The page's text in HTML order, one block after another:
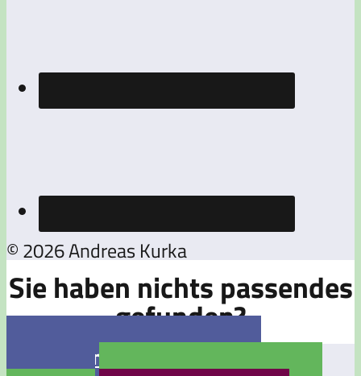
© 2026 Andreas Kurka
Sie haben nichts passendes
gefunden?
Jetzt eine Stellenanzeige